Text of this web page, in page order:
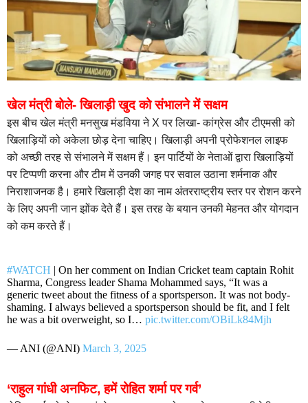
खेल मंत्री बोले- खिलाड़ी खुद को संभालने में सक्षम
इस बीच खेल मंत्री मनसुख मंडविया ने X पर लिखा- कांग्रेस और टीएमसी को
खिलाड़ियों को अकेला छोड़ देना चाहिए। खिलाड़ी अपनी प्रोफेशनल लाइफ
को अच्छी तरह से संभालने में सक्षम हैं। इन पार्टियों के नेताओं द्वारा खिलाड़ियों
पर टिप्पणी करना और टीम में उनकी जगह पर सवाल उठाना शर्मनाक और
निराशाजनक है। हमारे खिलाड़ी देश का नाम अंतरराष्ट्रीय स्तर पर रोशन करने
के लिए अपनी जान झोंक देते हैं। इस तरह के बयान उनकी मेहनत और योगदान
को कम करते हैं।
#WATCH | On her comment on Indian Cricket team captain Rohit
Sharma, Congress leader Shama Mohammed says, “It was a
generic tweet about the fitness of a sportsperson. It was not body-
shaming. I always believed a sportsperson should be fit, and I felt
he was a bit overweight, so I… pic.twitter.com/OBiLk84Mjh
— ANI (@ANI) March 3, 2025
‘राहुल गांधी अनफिट, हमें रोहित शर्मा पर गर्व’